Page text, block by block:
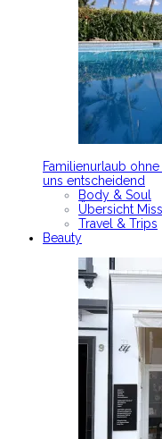
Familienurlaub
uns entscheidend
Body & Soul
Übersicht
Travel & Trips
Beauty